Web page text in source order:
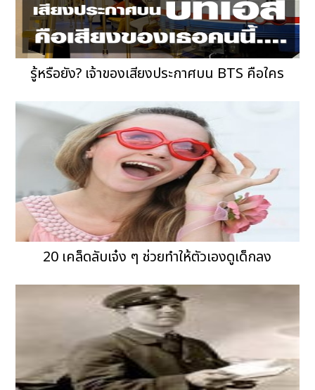
รู้หรือยัง? เจ้าของเสียงประกาศบน BTS คือใคร
20 เคล็ดลับเจ๋ง ๆ ช่วยทำให้ตัวเองดูเด็กลง